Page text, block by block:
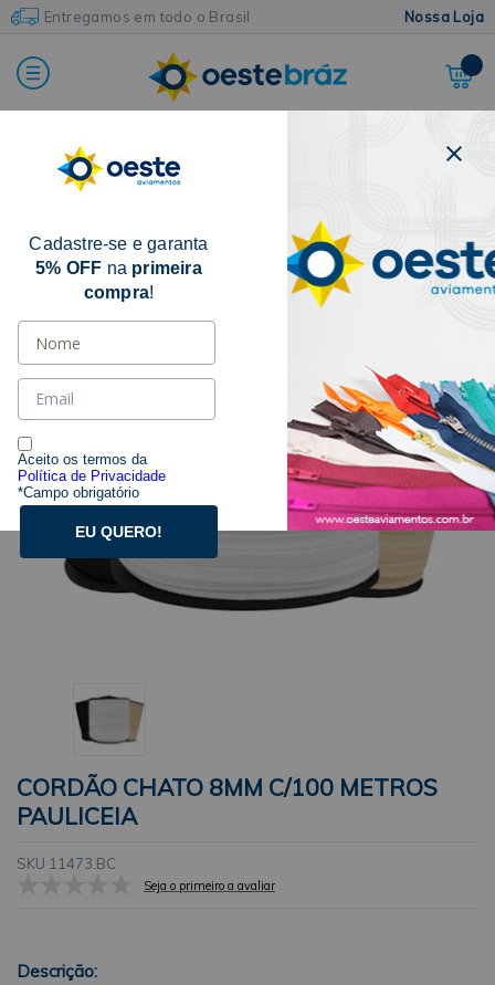
Entregamos em todo o Brasil Nossa Loja
Home Aviamentos Diversos
CORDÃO CHATO 8MM C/100 METROS
PAULICEIA
SKU 11473.BC
Seja o primeiro a avaliar
Descrição:
Cadastre-se e garanta
5% OFF na primeira
compra!
Aceito os termos da
Política de Privacidade
*Campo obrigatório
EU QUERO!